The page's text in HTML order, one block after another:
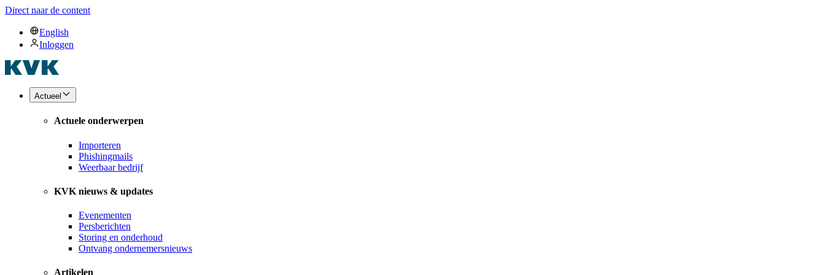
Direct naar de content
English
Inloggen
Actueel
Actuele onderwerpen
Importeren
Phishingmails
Weerbaar bedrijf
KVK nieuws & updates
Evenementen
Persberichten
Storing en onderhoud
Ontvang ondernemersnieuws
Artikelen